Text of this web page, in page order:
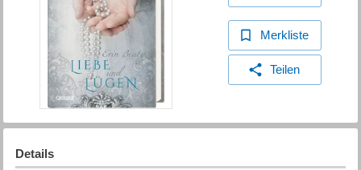
Merkliste
Teilen
Details